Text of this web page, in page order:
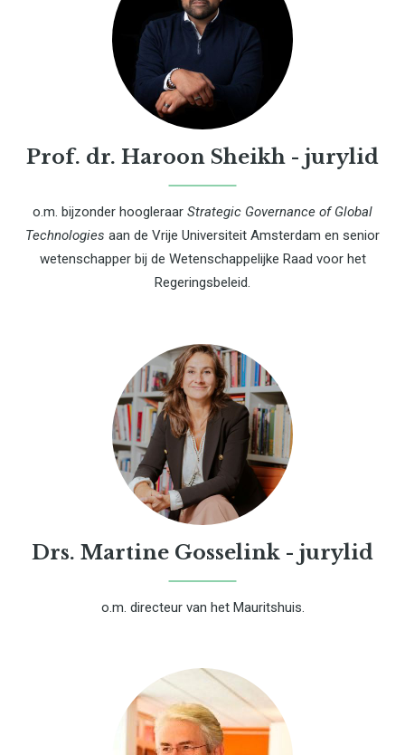
Prof. dr. Haroon Sheikh - jurylid
o.m. bijzonder hoogleraar Strategic Governance of Global
Technologies aan de Vrije Universiteit Amsterdam en senior
wetenschapper bij de Wetenschappelijke Raad voor het
Regeringsbeleid.
Drs. Martine Gosselink - jurylid
o.m. directeur van het Mauritshuis.